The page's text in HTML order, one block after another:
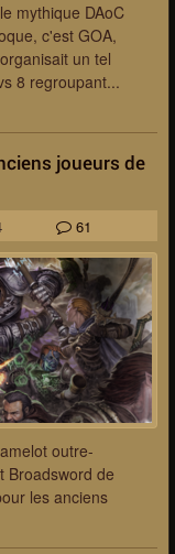
mythique DAoC
c'est GOA,
un tel
8 regroupant...
joueurs de
61
outre-
Broadsword de
les anciens